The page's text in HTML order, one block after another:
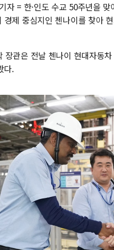
자 = 한·인도 수교 50주년을
경제 중심지인 첸나이를 찾아
장관은 전날 첸나이 현대자동
다.